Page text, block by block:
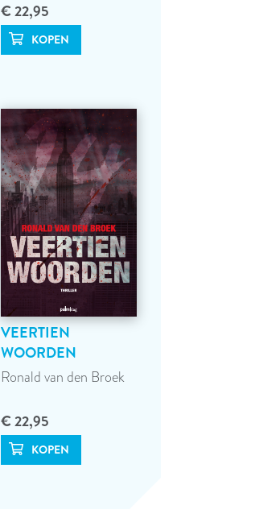
€ 22,95
VEERTIEN
WOORDEN
Ronald van den Broek
€ 22,95